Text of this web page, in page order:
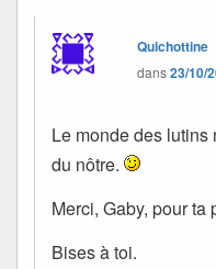
Quichottine
dans23/10/
Le monde des lutins
du nôtre.
Merci, Gaby, pour ta
Bises à toi.